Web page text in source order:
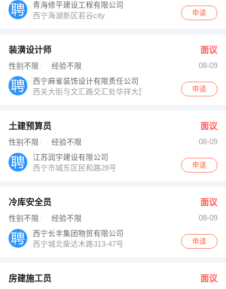
青海修平建设工程有限公司
西宁海湖新区若谷city
申请
装潢设计师 面议
性别不限 经验不限
08-09
西宁麻雀装饰设计有限责任公司
西关大街与文汇路交汇处华祥大厦10楼
申请
土建预算员 面议
性别不限 经验不限
08-09
江苏润宇建设有限公司
西宁市城东区民和路28号
申请
冷库安全员 面议
性别不限 经验不限
08-09
西宁长丰集团物贸有限公司
西宁城北柴达木路313-47号
申请
房建施工员 面议